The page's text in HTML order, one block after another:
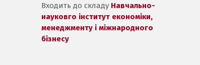
Входить до складу Навчально-
науковго інститут економіки,
менеджменту і міжнародного
бізнесу